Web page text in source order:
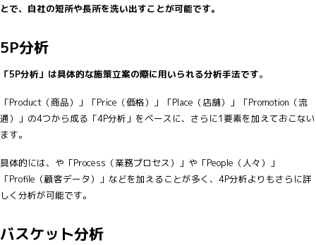
とで、自社の短所や長所を洗い出すことが可能です。
5P分析
「5P分析」は具体的な施策立案の際に用いられる分析手法です。
「Product（商品）」「Price（価格）」「Place（店舗）」「Promotion（流
通）」の4つから成る「4P分析」をベースに、さらに1要素を加えておこない
ます。
具体的には、や「Process（業務プロセス）」や「People（人々）」
「Profile（顧客データ）」などを加えることが多く、4P分析よりもさらに詳
しく分析が可能です。
バスケット分析